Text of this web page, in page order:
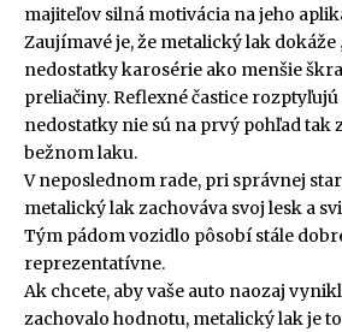
majiteľov silná motivácia na jeho
Zaujímavé je, že metalický lak dokáže
nedostatky karosérie ako menšie
preliačiny. Reflexné častice rozptyľujú
nedostatky nie sú na prvý pohľad tak
bežnom laku.
V neposlednom rade, pri správnej
metalický lak zachováva svoj lesk a
Tým pádom vozidlo pôsobí stále
reprezentatívne.
Ak chcete, aby vaše auto naozaj
zachovalo hodnotu, metalický lak je